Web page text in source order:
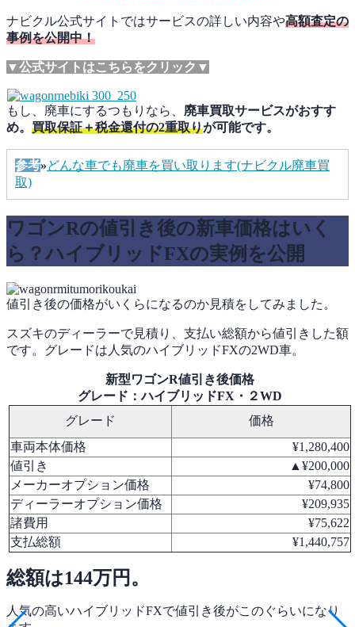
ナビクル公式サイトではサービスの詳しい内容や高額査定の
事例を公開中！
▼公式サイトはこちらをクリック▼
もし、廃車にするつもりなら、 廃車買取サービスがおすす
め。 買取保証＋税金還付の2重取りが可能です。
参考»どんな車でも廃車を買い取ります(ナビクル廃車買
取)
ワゴンRの値引き後の新車価格はいく
ら？ハイブリッドFXの実例を公開
値引き後の価格がいくらになるのか見積をしてみました。
スズキのディーラーで見積り、支払い総額から値引きした額
です。グレードは人気のハイブリッドFXの2WD車。
新型ワゴンR値引き後価格
グレード：ハイブリッドFX・２WD
グレード
価格
車両本体価格
¥1,280,400
値引き
▲¥200,000
メーカーオプション価格
¥74,800
ディーラーオプション価格
¥209,935
諸費用
¥75,622
支払総額
¥1,440,757
総額は144万円。
人気の高いハイブリッドFXで値引き後がこのぐらいになり